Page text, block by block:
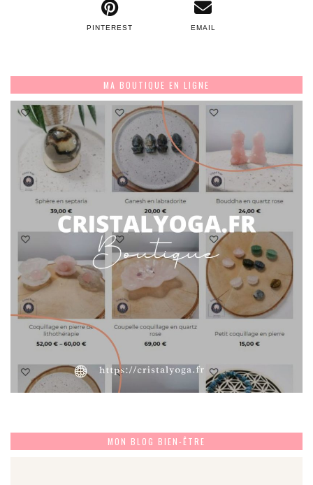
PINTEREST EMAIL
MA BOUTIQUE EN LIGNE
MON BLOG BIEN-ÊTRE